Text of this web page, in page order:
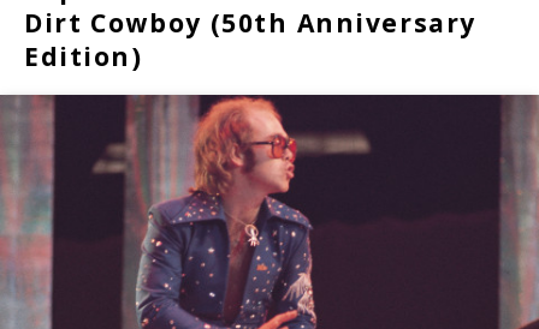
Dirt Cowboy (50th Anniversary
Edition)